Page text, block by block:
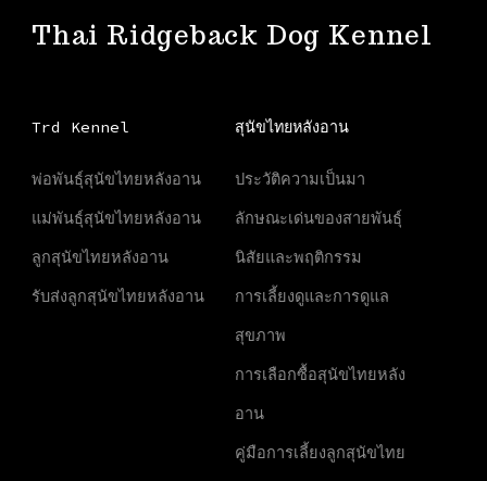
Thai Ridgeback Dog Kennel
Trd Kennel
พ่อพันธุ์สุนัขไทยหลังอาน
แม่พันธุ์สุนัขไทยหลังอาน
ลูกสุนัขไทยหลังอาน
รับส่งลูกสุนัขไทยหลังอาน
สุนัขไทยหลังอาน
ประวัติความเป็นมา
ลักษณะเด่นของสายพันธุ์
นิสัยและพฤติกรรม
การเลี้ยงดูและการดูแล
สุขภาพ
การเลือกซื้อสุนัขไทยหลัง
อาน
คู่มือการเลี้ยงลูกสุนัขไทย